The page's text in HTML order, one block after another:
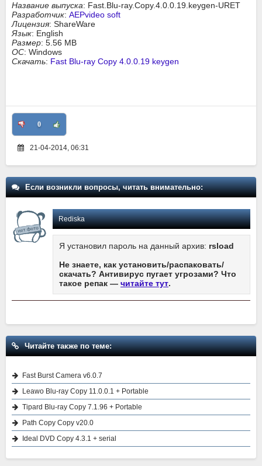
Название выпуска: Fast.Blu-ray.Copy.4.0.0.19.keygen-URET
Разработчик: AEPvideo soft
Лицензия: ShareWare
Язык: English
Размер: 5.56 MB
ОС: Windows
Скачать: Fast Blu-ray Copy 4.0.0.19 keygen
0
21-04-2014, 06:31
Если возникли вопросы, читать внимательно:
Rediska
Я установил пароль на данный архив: rsload
Не знаете, как установить/распаковать/
скачать? Антивирус пугает угрозами? Что
такое репак — читайте тут.
Читайте также по теме:
Fast Burst Camera v6.0.7
Leawo Blu-ray Copy 11.0.0.1 + Portable
Tipard Blu-ray Copy 7.1.96 + Portable
Path Copy Copy v20.0
Ideal DVD Copy 4.3.1 + serial